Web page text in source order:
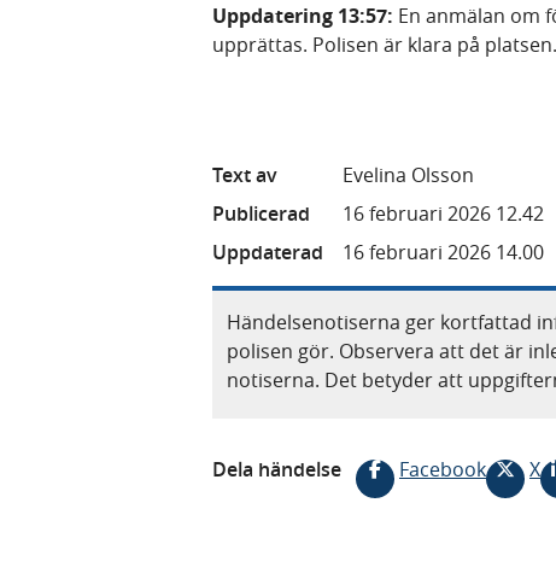
Uppdatering 13:57: En anmälan om
upprättas. Polisen är klara på platsen.
Text av
Evelina Olsson
Publicerad
16 februari 2026 12.42
Uppdaterad
16 februari 2026 14.00
Händelsenotiserna ger kortfattad
polisen gör. Observera att det är
notiserna. Det betyder att
Dela händelse Facebook X